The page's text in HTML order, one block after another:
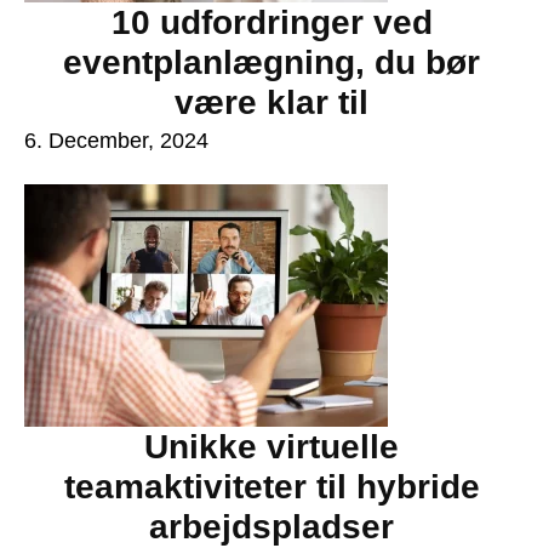
10 udfordringer ved
eventplanlægning, du bør
være klar til
6. December, 2024
Unikke virtuelle
teamaktiviteter til hybride
arbejdspladser